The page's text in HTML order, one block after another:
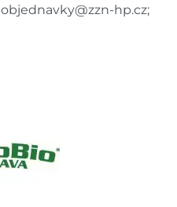
objednavky@zzn-hp.cz;